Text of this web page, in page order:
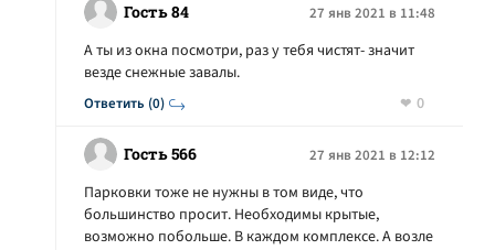
Гость 84 27 янв 2021 в 11:48
Ответить (0)
А ты из окна посмотри, раз у тебя чистят- значит
везде снежные завалы.
0
Гость 566 27 янв 2021 в 12:12
Парковки тоже не нужны в том виде, что
большинство просит. Необходимы крытые,
возможно побольше. В каждом комплексе. А возле